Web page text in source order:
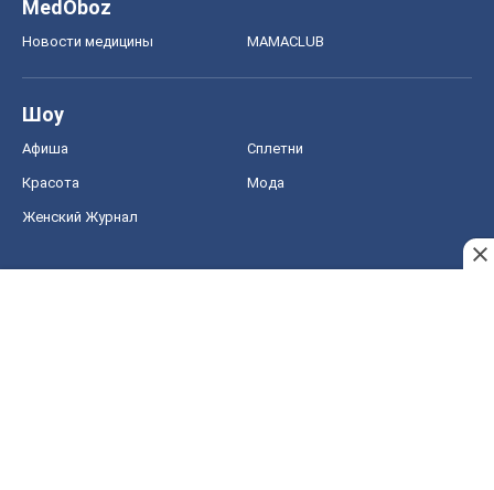
MedOboz
Новости медицины MAMACLUB
Шоу
Афиша Сплетни
Красота Мода
Женский Журнал